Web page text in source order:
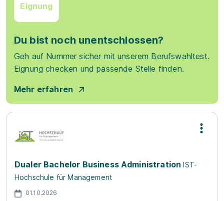
Eignung
Du bist noch unentschlossen?
Geh auf Nummer sicher mit unserem Berufswahltest.
Eignung checken und passende Stelle finden.
Mehr erfahren
Dualer Bachelor Business Administration IST-
Hochschule für Management
01.10.2026